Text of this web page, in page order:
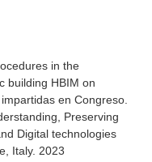
in the
building HBIM on
en Congreso.
Preserving
Digital technologies
Italy. 2023